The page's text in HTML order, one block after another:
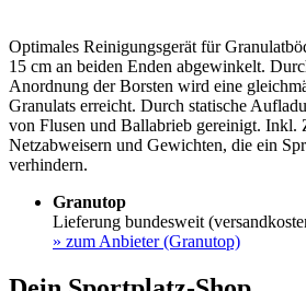
Optimales Reinigungsgerät für
15 cm an beiden Enden abgewinkelt.
Anordnung der Borsten wird eine
Granulats erreicht. Durch statische
von Flusen und Ballabrieb gereinigt. Inkl.
Netzabweisern und Gewichten, die ein
verhindern.
Granutop
Lieferung bundesweit
» zum Anbieter (Granutop)